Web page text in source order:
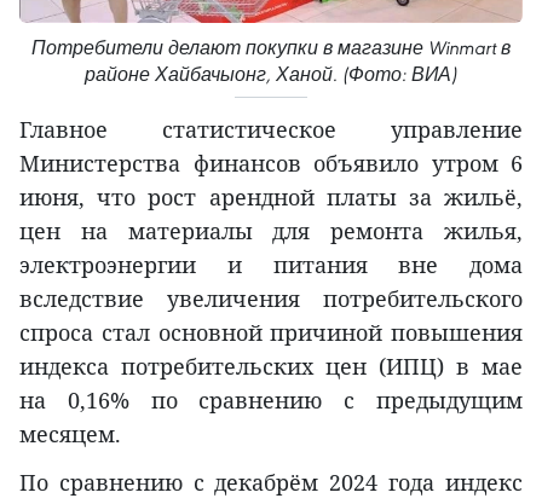
Потребители делают покупки в магазине Winmart в
районе Хайбачыонг, Ханой. (Фото: ВИА)
Главное статистическое управление
Министерства финансов объявило утром 6
июня, что рост арендной платы за жильё,
цен на материалы для ремонта жилья,
электроэнергии и питания вне дома
вследствие увеличения потребительского
спроса стал основной причиной повышения
индекса потребительских цен (ИПЦ) в мае
на 0,16% по сравнению с предыдущим
месяцем.
По сравнению с декабрём 2024 года индекс